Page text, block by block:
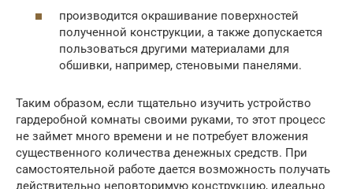
производится окрашивание поверхностей
полученной конструкции, а также допускается
пользоваться другими материалами для
обшивки, например, стеновыми панелями.
Таким образом, если тщательно изучить устройство
гардеробной комнаты своими руками, то этот процесс
не займет много времени и не потребует вложения
существенного количества денежных средств. При
самостоятельной работе дается возможность получать
действительно неповторимую конструкцию, идеально